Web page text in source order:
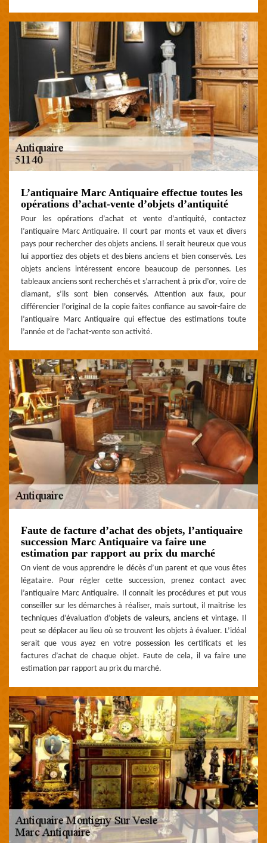
L’antiquaire Marc Antiquaire effectue toutes les
opérations d’achat-vente d’objets d’antiquité
Pour les opérations d’achat et vente d’antiquité, contactez
l’antiquaire Marc Antiquaire. Il court par monts et vaux et divers
pays pour rechercher des objets anciens. Il serait heureux que vous
lui apportiez des objets et des biens anciens et bien conservés. Les
objets anciens intéressent encore beaucoup de personnes. Les
tableaux anciens sont recherchés et s’arrachent à prix d’or, voire de
diamant, s’ils sont bien conservés. Attention aux faux, pour
différencier l’original de la copie faites confiance au savoir-faire de
l’antiquaire Marc Antiquaire qui effectue des estimations toute
l’année et de l’achat-vente son activité.
Faute de facture d’achat des objets, l’antiquaire
succession Marc Antiquaire va faire une
estimation par rapport au prix du marché
On vient de vous apprendre le décès d’un parent et que vous êtes
légataire. Pour régler cette succession, prenez contact avec
l’antiquaire Marc Antiquaire. Il connait les procédures et put vous
conseiller sur les démarches à réaliser, mais surtout, il maitrise les
techniques d’évaluation d’objets de valeurs, anciens et vintage. Il
peut se déplacer au lieu où se trouvent les objets à évaluer. L’idéal
serait que vous ayez en votre possession les certificats et les
factures d’achat de chaque objet. Faute de cela, il va faire une
estimation par rapport au prix du marché.